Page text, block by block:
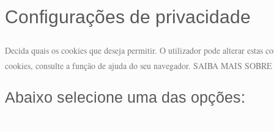
Configurações de privacidade
Decida quais os cookies que deseja permitir. O utilizador pode alterar estas
cookies, consulte a função de ajuda do seu navegador. SAIBA MAIS
Abaixo selecione uma das opções: